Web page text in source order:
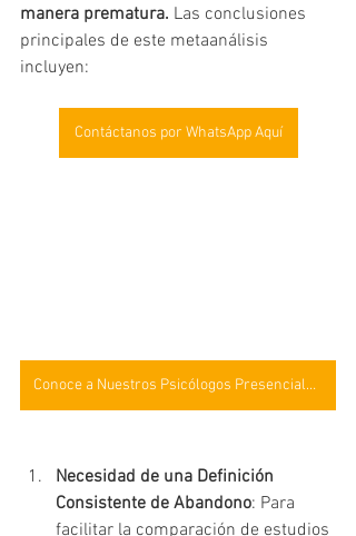
manera prematura. Las conclusiones
principales de este metaanálisis
incluyen:
Contáctanos por WhatsApp Aquí
Conoce a Nuestros Psicólogos Presenciales Aquí
Necesidad de una Definición
Consistente de Abandono: Para
facilitar la comparación de estudios